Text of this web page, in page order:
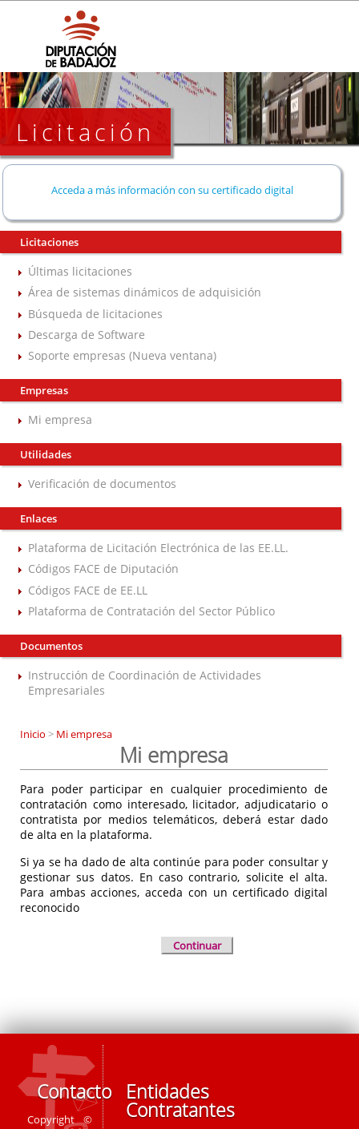
Licitación
Acceda a más información con su certificado digital
Licitaciones
Últimas licitaciones
Área de sistemas dinámicos de adquisición
Búsqueda de licitaciones
Descarga de Software
Soporte empresas (Nueva ventana)
Empresas
Mi empresa
Utilidades
Verificación de documentos
Enlaces
Plataforma de Licitación Electrónica de las EE.LL.
Códigos FACE de Diputación
Códigos FACE de EE.LL
Plataforma de Contratación del Sector Público
Documentos
Instrucción de Coordinación de Actividades
Empresariales
Inicio > Mi empresa
Mi empresa
Para poder participar en cualquier procedimiento de
contratación como interesado, licitador, adjudicatario o
contratista por medios telemáticos, deberá estar dado
de alta en la plataforma.
Si ya se ha dado de alta continúe para poder consultar y
gestionar sus datos. En caso contrario, solicite el alta.
Para ambas acciones, acceda con un certificado digital
reconocido
Continuar
Contacto
Copyright ©
Entidades
Contratantes